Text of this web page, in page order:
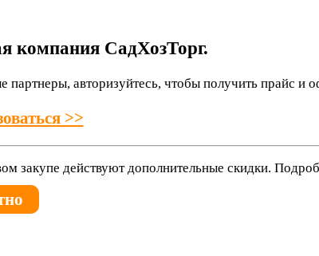
баки
компания СадХозТорг.
партнеры, авторизуйтесь, чтобы получить прайс и
>>
закупе действуют дополнительные скидки.